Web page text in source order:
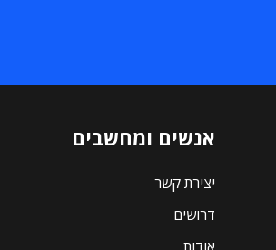
אנשים ומחשבים
יצירת קשר
דרושים